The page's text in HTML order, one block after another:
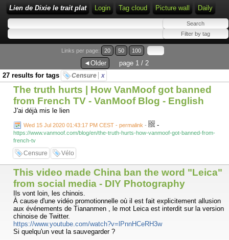
Lien de Dixie le trait plat Login Tag cloud Picture wall Daily
Links per page: 20 50 100
◄Older
page 1 / 2
27 results for tags
Censure x
The truth hurts | How VanMoof got banned
from French TV - VanMoof Blog - English
J'ai déjà mis le lien
Wed 15 Jul 2020 01:43:17 PM CEST - permalink - -
https://www.vanmoof.com/blog/en/the-truth-hurts-how-vanmoof-got-banned-from-
french-tv
Censure Vélo
This video made China ban the word "Leica"
from social media - DIY Photography
Ils vont loin, les chinois.
À cause d'une vidéo promotionnelle où il est fait explicitement allusion
aux événements de Tiananmen , le mot Leica est interdit sur la version
chinoise de Twitter.
https://www.youtube.com/watch?v=lPnnHCeRH3w
Si quelqu'un veut la sauvegarder ?